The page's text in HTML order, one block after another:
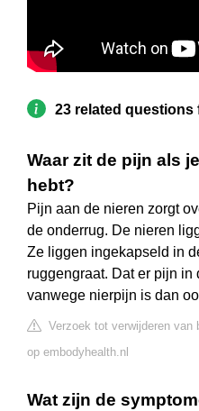
23 related questions
Waar zit de pijn als
hebt?
Pijn aan de nieren zorgt
de onderrug. De nieren
Ze liggen ingekapseld in
ruggengraat. Dat er pijn in
vanwege nierpijn is dan
Verzoek tot verwijderen van
op embodyhealth.nl
Wat zijn de